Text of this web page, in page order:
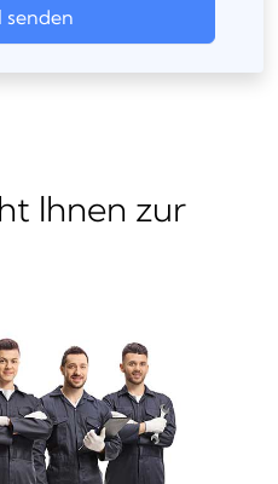
senden
Ihnen zur